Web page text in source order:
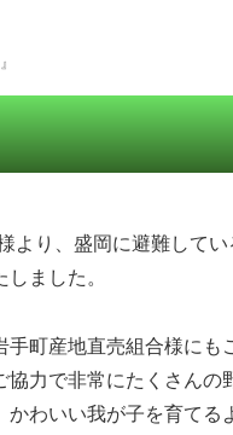
り、盛岡に避難して
ました。
町産地直売組合様にも
力で非常にたくさんの
わいい我が子を育てる